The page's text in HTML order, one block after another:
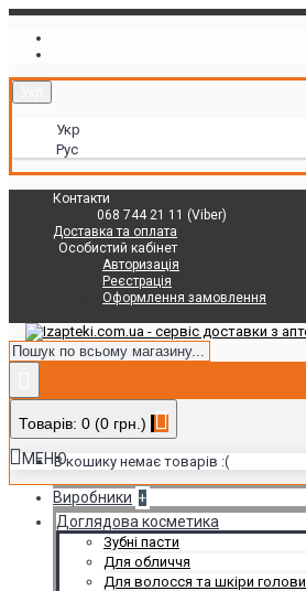
Укр
Рус
Контакти
068 744 21 11 (Viber)
Доставка та оплата
Особистий кабінет
Авторизація
Реєстрація
Оформлення замовлення
Товарів: 0 (0 грн.)
В кошику немає товарів :(
МЕНЮ
Виробники +
Доглядова косметика
Зубні пасти
Для обличчя
Для волосся та шкіри голови